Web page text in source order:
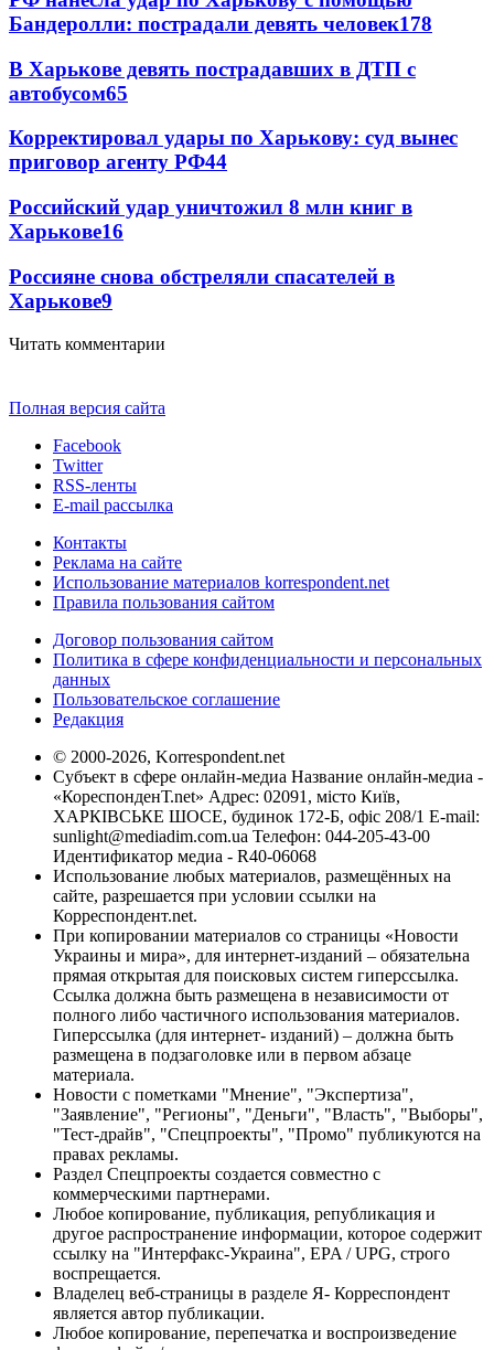
Бандеролли: пострадали девять человек178
В Харькове девять пострадавших в ДТП с
автобусом65
Корректировал удары по Харькову: суд вынес
приговор агенту РФ44
Российский удар уничтожил 8 млн книг в
Харькове16
Россияне снова обстреляли спасателей в
Харькове9
Читать комментарии
Полная версия сайта
Facebook
Twitter
RSS-ленты
E-mail рассылка
Контакты
Реклама на сайте
Использование материалов korrespondent.net
Правила пользования сайтом
Договор пользования сайтом
Политика в сфере конфиденциальности и персональных
данных
Пользовательское соглашение
Редакция
© 2000-2026, Korrespondent.net
Субъект в сфере онлайн-медиа Название онлайн-медиа -
«КореспонденТ.net» Адрес: 02091, місто Київ,
ХАРКІВСЬКЕ ШОСЕ, будинок 172-Б, офіс 208/1 E-mail:
sunlight@mediadim.com.ua Телефон: 044-205-43-00
Идентификатор медиа - R40-06068
Использование любых материалов, размещённых на
сайте, разрешается при условии ссылки на
Корреспондент.net.
При копировании материалов со страницы «Новости
Украины и мира», для интернет-изданий – обязательна
прямая открытая для поисковых систем гиперссылка.
Ссылка должна быть размещена в независимости от
полного либо частичного использования материалов.
Гиперссылка (для интернет- изданий) – должна быть
размещена в подзаголовке или в первом абзаце
материала.
Новости с пометками "Мнение", "Экспертиза",
"Заявление", "Регионы", "Деньги", "Власть", "Выборы",
"Тест-драйв", "Спецпроекты", "Промо" публикуются на
правах рекламы.
Раздел Спецпроекты создается совместно с
коммерческими партнерами.
Любое копирование, публикация, републикация и
другое распространение информации, которое содержит
ссылку на "Интерфакс-Украина", EPA / UPG, строго
воспрещается.
Владелец веб-страницы в разделе Я- Корреспондент
является автор публикации.
Любое копирование, перепечатка и воспроизведение